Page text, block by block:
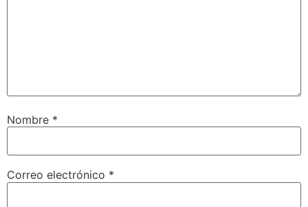
Nombre *
Correo electrónico *